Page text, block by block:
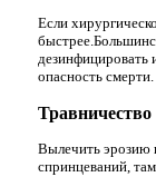
Если
дезинфицировать
опасность
Травничество
Вылечить эрозию
спринцеваний,